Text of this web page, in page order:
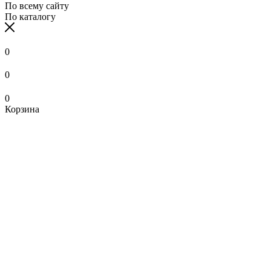
По всему сайту
По каталогу
0
0
0
Корзина